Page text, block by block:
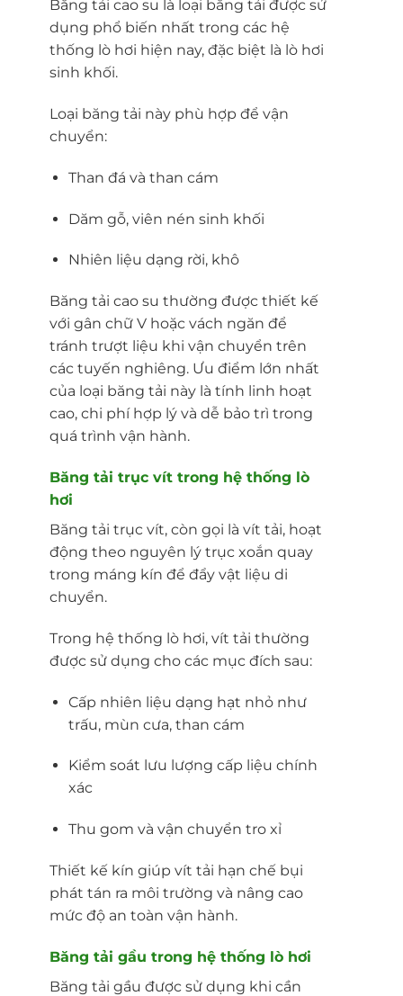
Băng tải cao su là loại băng tải được sử
dụng phổ biến nhất trong các hệ
thống lò hơi hiện nay, đặc biệt là lò hơi
sinh khối.
Loại băng tải này phù hợp để vận
chuyển:
Than đá và than cám
Dăm gỗ, viên nén sinh khối
Nhiên liệu dạng rời, khô
Băng tải cao su thường được thiết kế
với gân chữ V hoặc vách ngăn để
tránh trượt liệu khi vận chuyển trên
các tuyến nghiêng. Ưu điểm lớn nhất
của loại băng tải này là tính linh hoạt
cao, chi phí hợp lý và dễ bảo trì trong
quá trình vận hành.
Băng tải trục vít trong hệ thống lò
hơi
Băng tải trục vít, còn gọi là vít tải, hoạt
động theo nguyên lý trục xoắn quay
trong máng kín để đẩy vật liệu di
chuyển.
Trong hệ thống lò hơi, vít tải thường
được sử dụng cho các mục đích sau:
Cấp nhiên liệu dạng hạt nhỏ như
trấu, mùn cưa, than cám
Kiểm soát lưu lượng cấp liệu chính
xác
Thu gom và vận chuyển tro xỉ
Thiết kế kín giúp vít tải hạn chế bụi
phát tán ra môi trường và nâng cao
mức độ an toàn vận hành.
Băng tải gầu trong hệ thống lò hơi
Băng tải gầu được sử dụng khi cần